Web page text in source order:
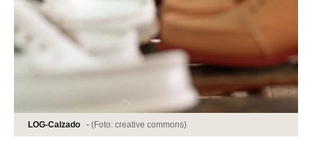
LOG-Calzado - (Foto: creative commons)